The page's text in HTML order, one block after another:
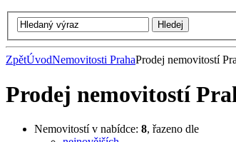
ZpětÚvodNemovitosti PrahaProdej nemovitostí
Prodej nemovitostí
Nemovitostí v nabídce: 8, řazeno dle